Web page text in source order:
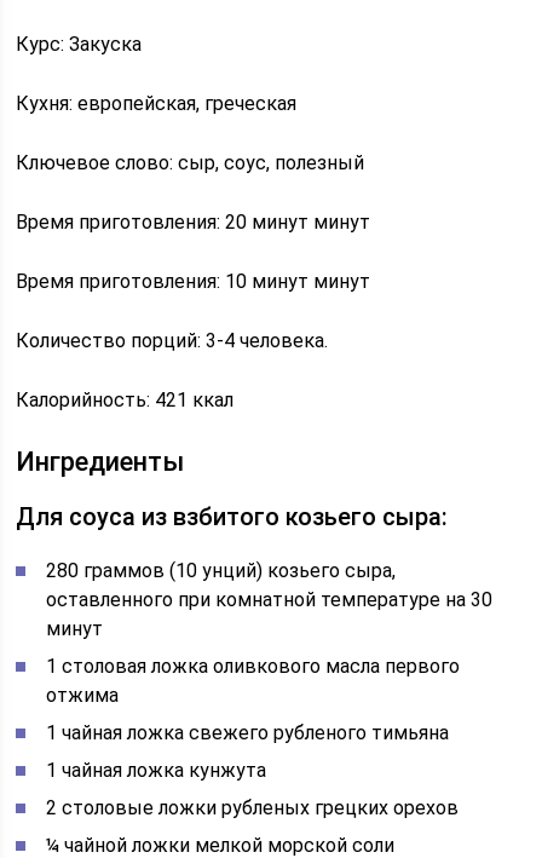
Курс: Закуска
Кухня: европейская, греческая
Ключевое слово: сыр, соус, полезный
Время приготовления: 20 минут минут
Время приготовления: 10 минут минут
Количество порций: 3-4 человека.
Калорийность: 421 ккал
Ингредиенты
Для соуса из взбитого козьего сыра:
280 граммов (10 унций) козьего сыра,
оставленного при комнатной температуре на 30
минут
1 столовая ложка оливкового масла первого
отжима
1 чайная ложка свежего рубленого тимьяна
1 чайная ложка кунжута
2 столовые ложки рубленых грецких орехов
¼ чайной ложки мелкой морской соли